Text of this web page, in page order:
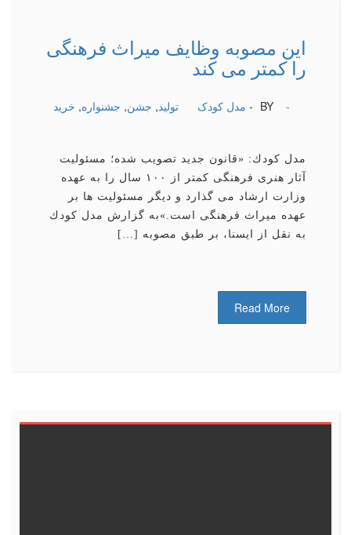
این مصوبه وظایف میراث فرهنگی
را كمتر می كند
BY - مدل کودک تولید, جشن, جشنواره, خرید -
مدل كودك: «قانون جدید تصویب شده؛ مسئولیت
آثار هنری فرهنگی كمتر از ۱۰۰ سال را به عهده
وزارت ارشاد می گذارد و دیگر مسئولیت ها بر
عهده میراث فرهنگی است.»به گزارش مدل كودك
به نقل از ایسنا، بر طبق مصوبه […]
Read More
<<
1
2
3
4
5
6